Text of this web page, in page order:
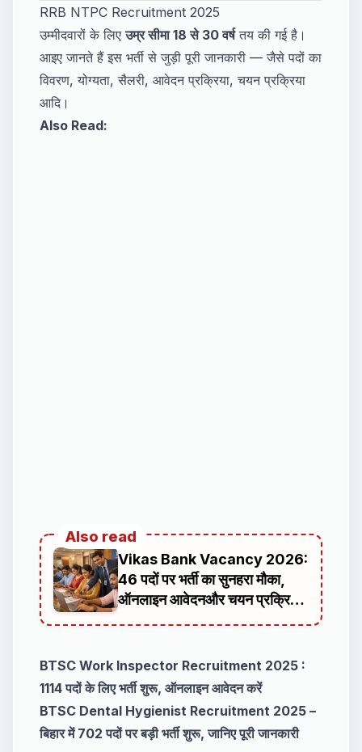
RRB NTPC Recruitment 2025
उम्मीदवारों के लिएउम्र सीमा 18 से 30 वर्षतय की गई है।
आइए जानते हैं इस भर्ती से जुड़ी पूरी जानकारी — जैसे पदों का
विवरण, योग्यता, सैलरी, आवेदन प्रक्रिया, चयन प्रक्रिया
आदि।
Also Read:
Also read
Vikas Bank Vacancy 2026:
46 पदों पर भर्ती का सुनहरा मौका,
ऑनलाइन आवेदनऔर चयन प्रक्रिया
BTSC Work Inspector Recruitment 2025 :
1114 पदों के लिए भर्ती शुरू, ऑनलाइन आवेदन करें
BTSC Dental Hygienist Recruitment 2025 –
बिहार में 702 पदों पर बड़ी भर्ती शुरू, जानिए पूरी जानकारी